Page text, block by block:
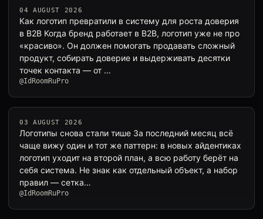
04 AUGUST 2026
Как логотип превратили в систему для роста доверия
в B2B Когда бренд работает в B2B, логотип уже не про
«красиво». Он должен помогать продавать сложный
продукт, собирать доверие и выдерживать десятки
точек контакта — от …
@IdRoomRuPro
03 AUGUST 2026
Логотипы снова стали тише За последний месяц всё
чаще вижу один и тот же паттерн: в новых айдентиках
логотип уходит на второй план, а всю работу берёт на
себя система. Не знак как отдельный объект, а набор
правил — сетка…
@IdRoomRuPro